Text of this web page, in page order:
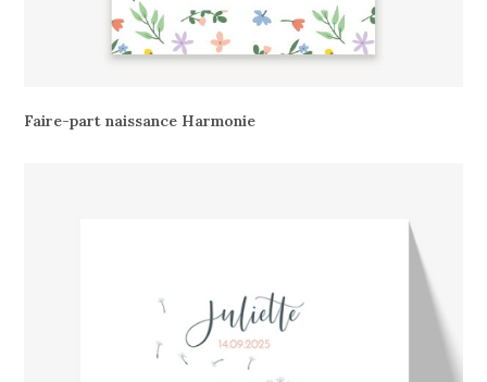
Faire-part naissance Harmonie